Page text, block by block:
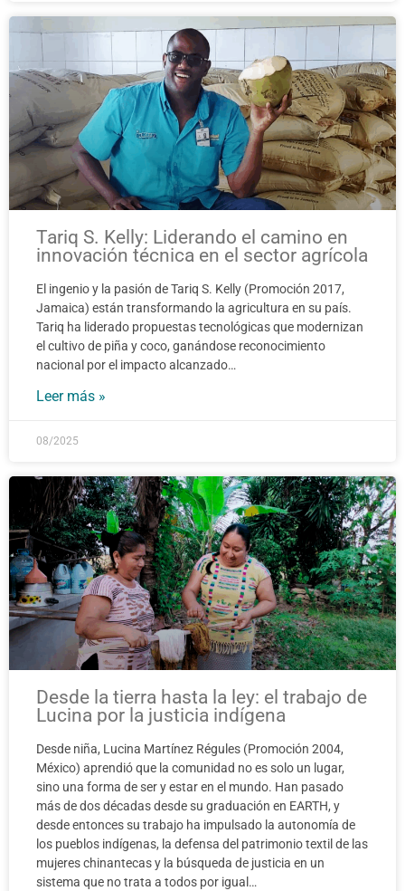
Tariq S. Kelly: Liderando el camino en
innovación técnica en el sector agrícola
El ingenio y la pasión de Tariq S. Kelly (Promoción 2017,
Jamaica) están transformando la agricultura en su país.
Tariq ha liderado propuestas tecnológicas que modernizan
el cultivo de piña y coco, ganándose reconocimiento
nacional por el impacto alcanzado…
Leer más »
08/2025
Desde la tierra hasta la ley: el trabajo de
Lucina por la justicia indígena
Desde niña, Lucina Martínez Régules (Promoción 2004,
México) aprendió que la comunidad no es solo un lugar,
sino una forma de ser y estar en el mundo. Han pasado
más de dos décadas desde su graduación en EARTH, y
desde entonces su trabajo ha impulsado la autonomía de
los pueblos indígenas, la defensa del patrimonio textil de las
mujeres chinantecas y la búsqueda de justicia en un
sistema que no trata a todos por igual…